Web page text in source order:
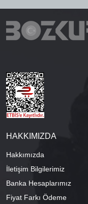
HAKKIMIZDA
Hakkımızda
İletişim Bilgilerimiz
Banka Hesaplarımız
Fiyat Farkı Ödeme